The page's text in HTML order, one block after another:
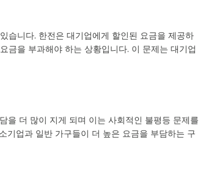
습니다. 한전은 대기업에게 할인된 요금을 제공하
금을 부과해야 하는 상황입니다. 이 문제는 대기업
을 더 많이 지게 되며 이는 사회적인 불평등 문제를
기업과 일반 가구들이 더 높은 요금을 부담하는 구